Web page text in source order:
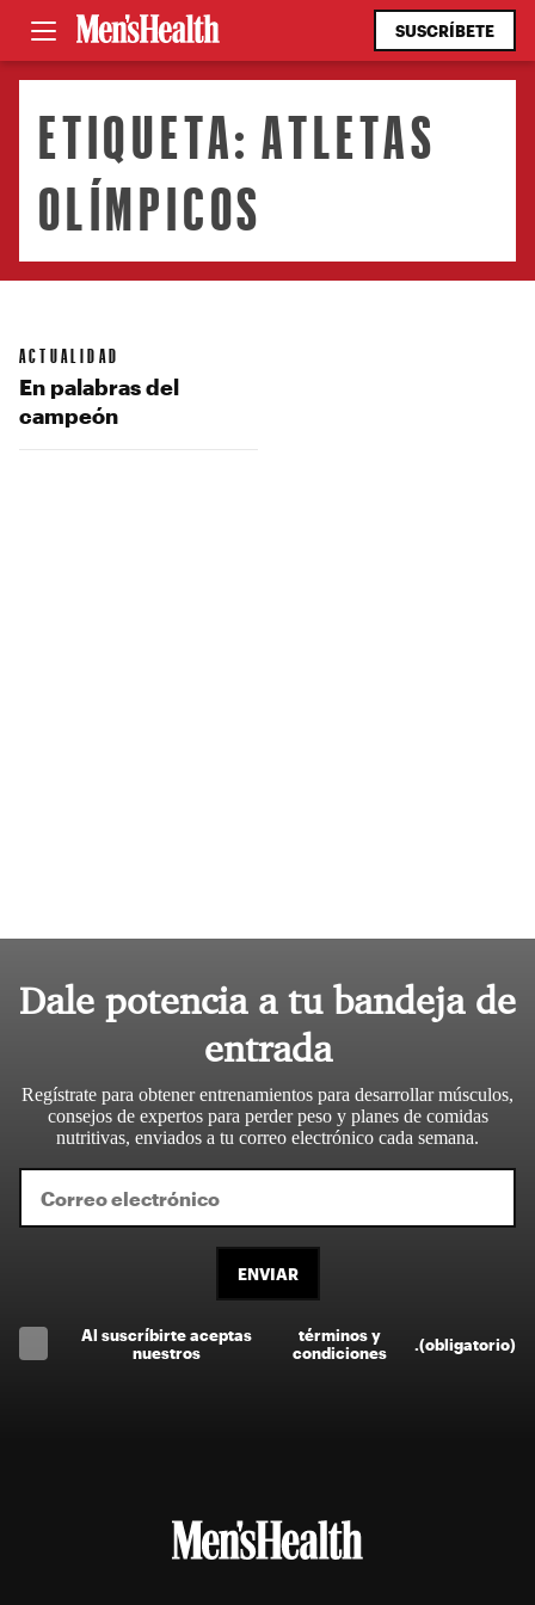
SUSCRÍBETE
ETIQUETA:ATLETAS
OLÍMPICOS
ACTUALIDAD
En palabras del
campeón
Dale potencia a tu bandeja de
entrada
Regístrate para obtener entrenamientos para desarrollar músculos,
consejos de expertos para perder peso y planes de comidas
nutritivas, enviados a tu correo electrónico cada semana.
ENVIAR
Al suscríbirte aceptas
nuestros
términos y
condiciones
(obligatorio)